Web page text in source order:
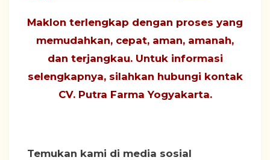
Maklon terlengkap dengan proses yang
memudahkan, cepat, aman, amanah,
dan terjangkau. Untuk informasi
selengkapnya, silahkan hubungi kontak
CV. Putra Farma Yogyakarta.
Temukan kami di media sosial